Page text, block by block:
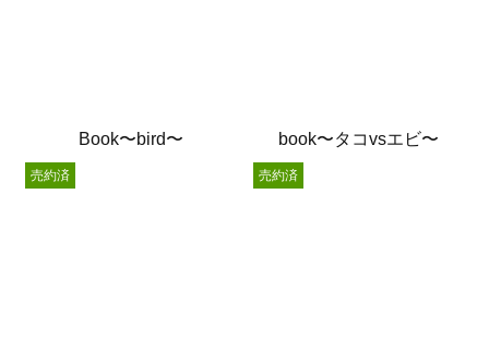
Book〜bird〜 book〜タコvsエビ〜
売約済 売約済